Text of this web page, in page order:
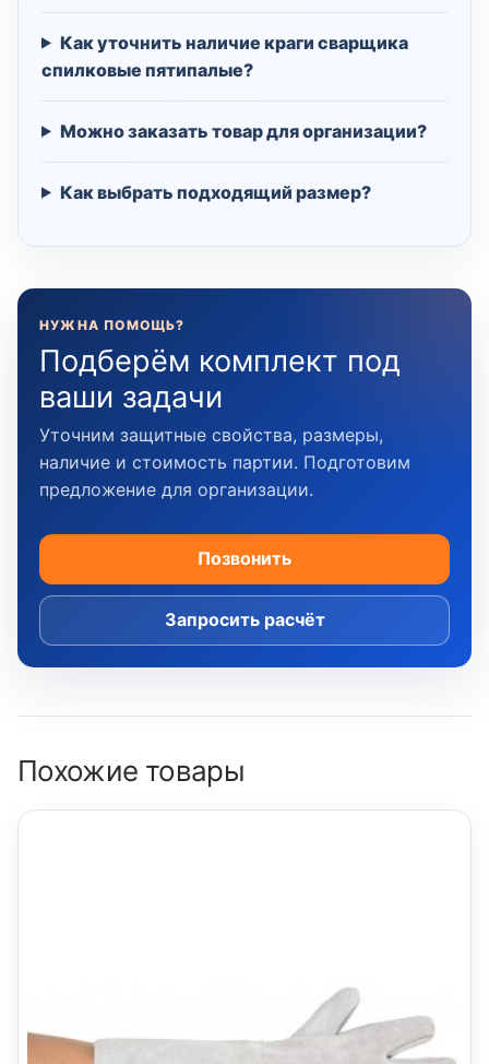
Как уточнить наличие краги сварщика
спилковые пятипалые?
Можно заказать товар для организации?
Как выбрать подходящий размер?
НУЖНА ПОМОЩЬ?
Подберём комплект под
ваши задачи
Уточним защитные свойства, размеры,
наличие и стоимость партии. Подготовим
предложение для организации.
Позвонить
Запросить расчёт
Похожие товары